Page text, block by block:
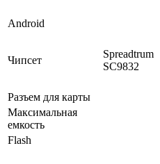
Android
Чипсет
Spreadtrum
SC9832
Разъем для карты
Максимальная
емкость
Flash